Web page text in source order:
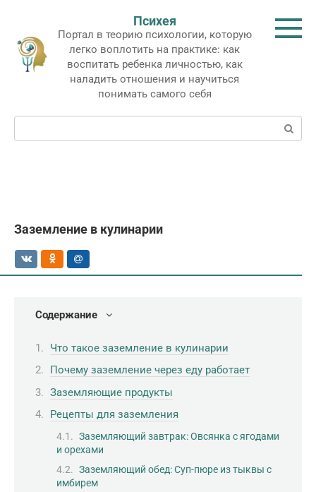
контенту
Психея
Портал в теорию психологии, которую
легко воплотить на практике: как
воспитать ребенка личностью, как
наладить отношения и научиться
понимать самого себя
Поиск:
Заземление в кулинарии
Содержание
Что такое заземление в кулинарии
Почему заземление через еду работает
Заземляющие продукты
Рецепты для заземления
Заземляющий завтрак: Овсянка с ягодами
и орехами
Заземляющий обед: Суп-пюре из тыквы с
имбирем